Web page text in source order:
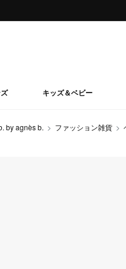
キッズ＆ベビー
by agnès b. ファッション雑貨